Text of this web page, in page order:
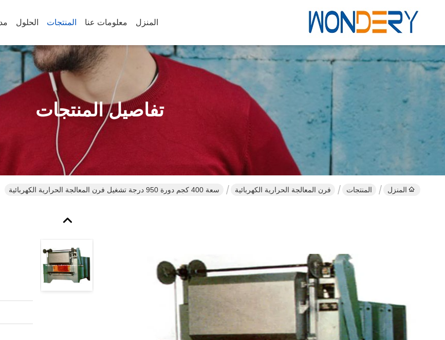
المنزل معلومات عنا المنتجات الحلول
تفاصيل المنتجات
المنزل المنتجات فرن المعالجة الحرارية الكهربائية سعة 400 كجم دورة 950 درجة تشغيل فرن المعالجة الحرارية الكهربائية